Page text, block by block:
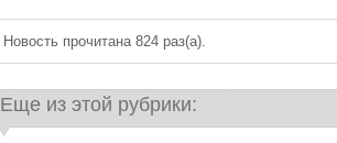
Новость прочитана 824 раз(a).
Еще из этой рубрики: